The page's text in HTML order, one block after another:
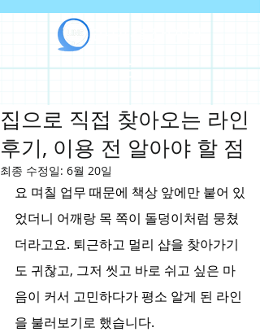
집으로 직접 찾아오는 라인
후기, 이용 전 알아야 할 점
최종 수정일: 6월 20일
요 며칠 업무 때문에 책상 앞에만 붙어 있
었더니 어깨랑 목 쪽이 돌덩이처럼 뭉쳤
더라고요. 퇴근하고 멀리 샵을 찾아가기
도 귀찮고, 그저 씻고 바로 쉬고 싶은 마
음이 커서 고민하다가 평소 알게 된 라인
을 불러보기로 했습니다.